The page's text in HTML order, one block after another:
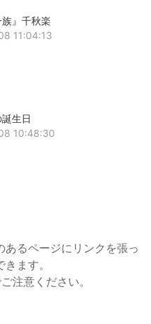
族』千秋楽
11:04:13
生日
10:48:30
あるページにリンクを張っ
ます。
注意ください。